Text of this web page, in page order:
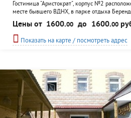
Гостиница "Аристократ", корпус №2
месте бывшего ВДНХ, в парке отдыха
предлагаются номера класса "Аристократ", в
ЖК , ванная комната с обогреваемым полом и
отеля аква-сауна, ресторан, конные
Цены от 1600.00 до 1600.00
Показать на карте / посмотреть адрес